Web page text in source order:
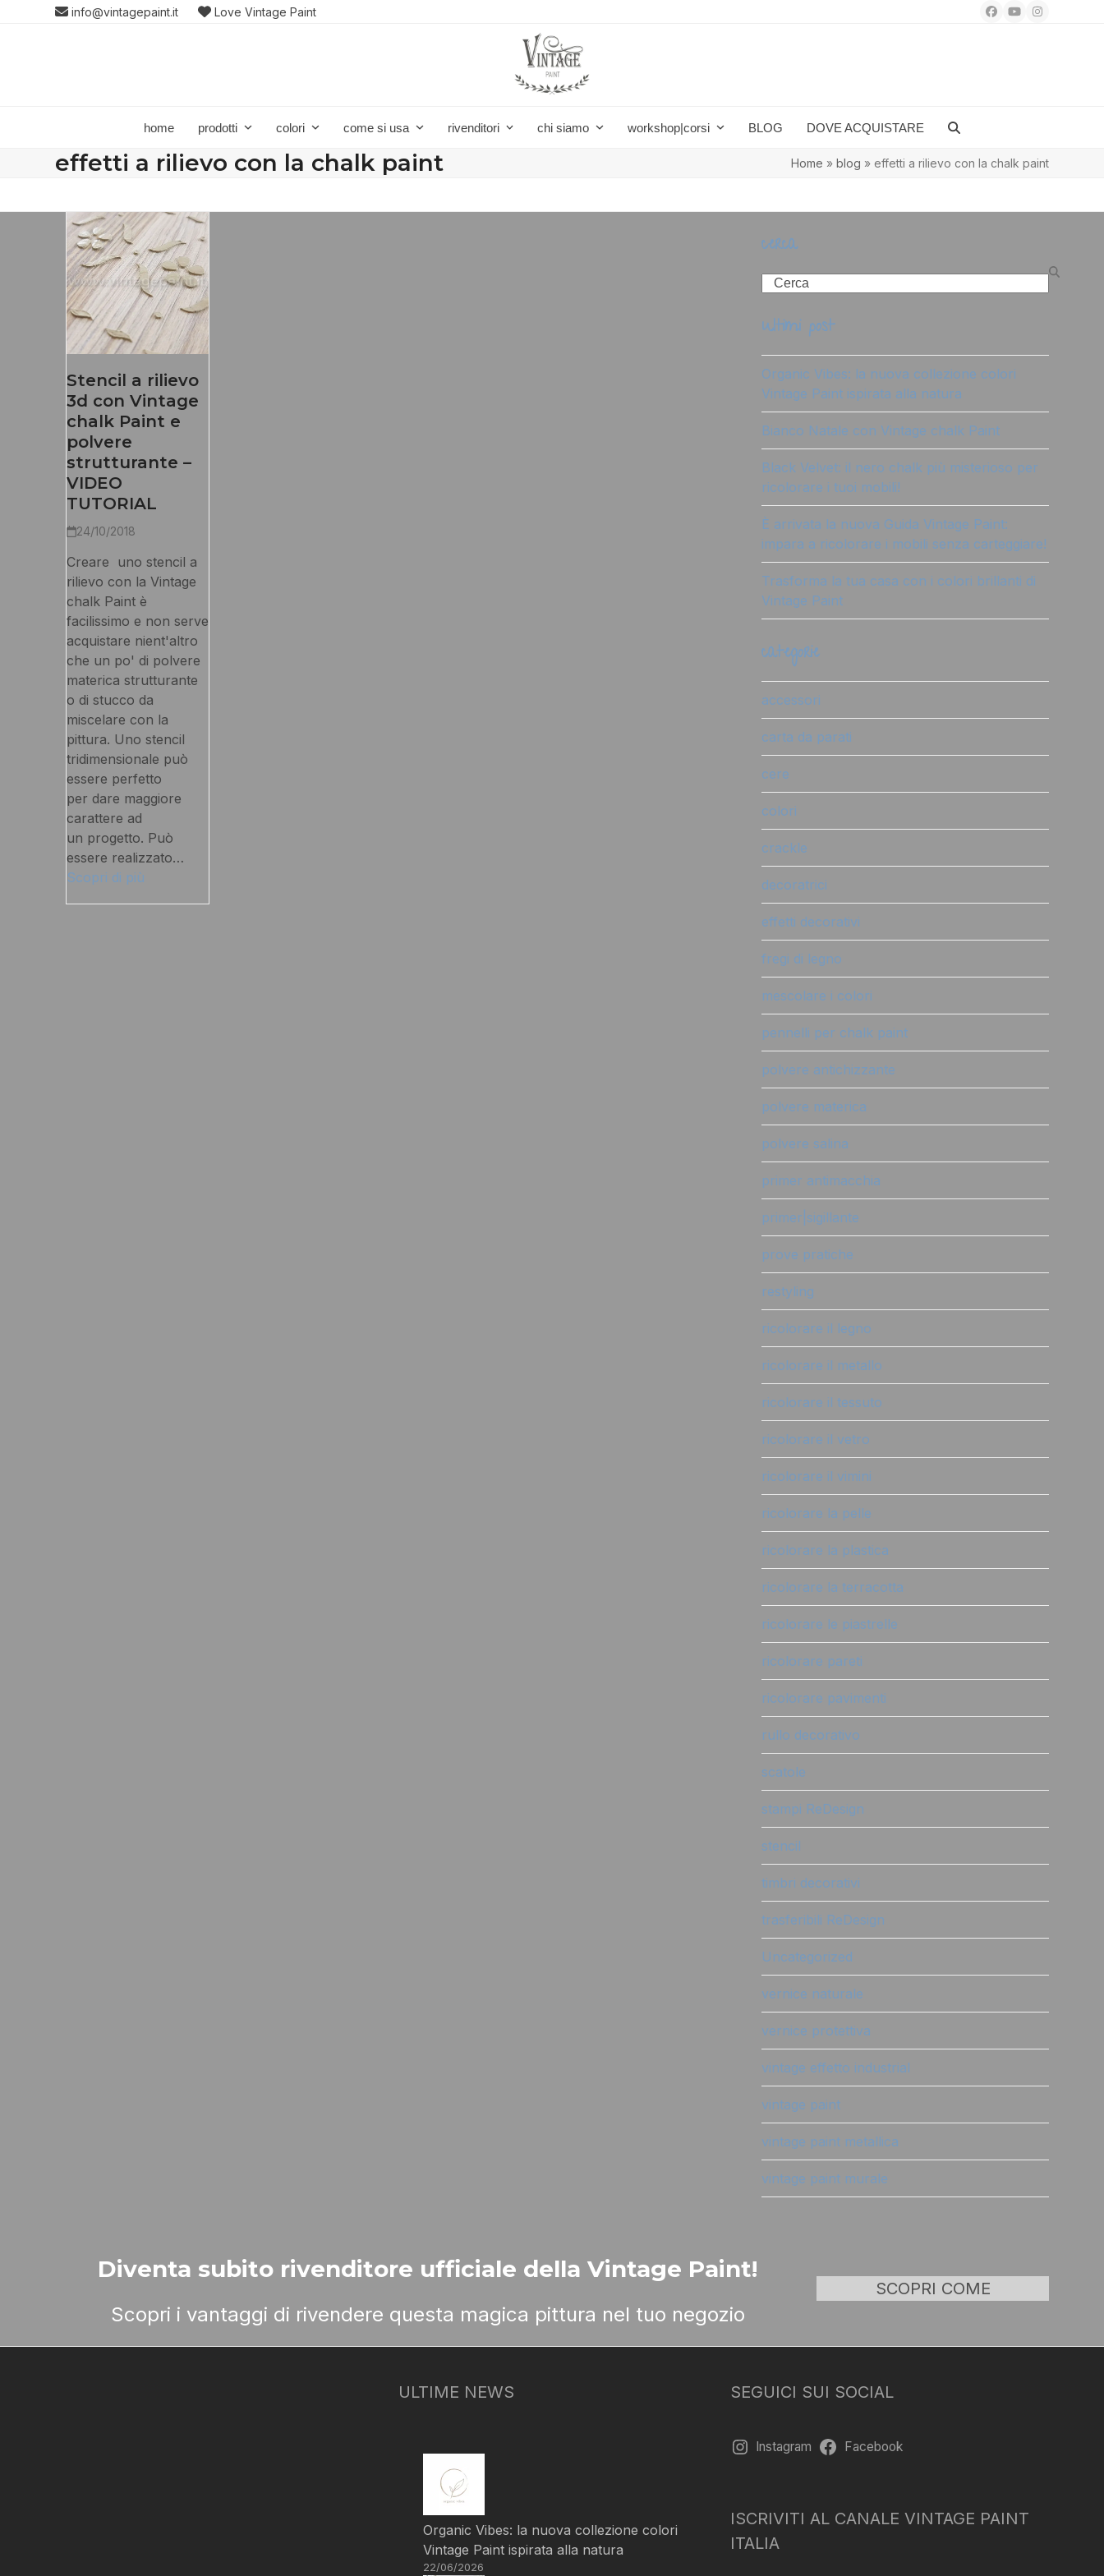
info@vintagepaint.it Love Vintage Paint Facebook
YouTubeInstagram
home prodotti colori come si usa rivenditori chi siamo workshop|corsi BLOG DOVE ACQUISTARE
effetti a rilievo con la chalk paint Home » blog » effetti a rilievo con la chalk paint
Stencil a rilievo
3d con Vintage
chalk Paint e
polvere
strutturante –
VIDEO
TUTORIAL
24/10/2018
Creare uno stencil a
rilievo con la Vintage
chalk Paint è
facilissimo e non serve
acquistare nient'altro
che un po' di polvere
materica strutturante
o di stucco da
miscelare con la
pittura. Uno stencil
tridimensionale può
essere perfetto
per dare maggiore
carattere ad
un progetto. Può
essere realizzato…
Scopri di più
cerca
Search
ultimi post
Organic Vibes: la nuova collezione colori
Vintage Paint ispirata alla natura
Bianco Natale con Vintage chalk Paint
Black Velvet: il nero chalk più misterioso per
ricolorare i tuoi mobili!
È arrivata la nuova Guida Vintage Paint:
impara a ricolorare i mobili senza carteggiare!
Trasforma la tua casa con i colori brillanti di
Vintage Paint
categorie
accessori
carta da parati
cere
colori
crackle
decoratrici
effetti decorativi
fregi di legno
mescolare i colori
pennelli per chalk paint
polvere antichizzante
polvere materica
polvere salina
primer antimacchia
primer|sigillante
prove pratiche
restyling
ricolorare il legno
ricolorare il metallo
ricolorare il tessuto
ricolorare il vetro
ricolorare il vimini
ricolorare la pelle
ricolorare la plastica
ricolorare la terracotta
ricolorare le piastrelle
ricolorare pareti
ricolorare pavimenti
rullo decorativo
scatole
stampi ReDesign
stencil
timbri decorativi
trasferibili ReDesign
Uncategorized
vernice naturale
vernice protettiva
vintage effetto industrial
vintage paint
vintage paint metallica
vintage paint murale
Diventa subito rivenditore ufficiale della Vintage Paint!
Scopri i vantaggi di rivendere questa magica pittura nel tuo negozio
SCOPRI COME
ULTIME NEWS
Organic Vibes: la nuova collezione colori
Vintage Paint ispirata alla natura
22/06/2026
SEGUICI SUI SOCIAL
Instagram Facebook
ISCRIVITI AL CANALE VINTAGE PAINT
ITALIA